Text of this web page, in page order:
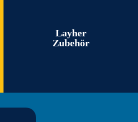
Layher
Zubehör